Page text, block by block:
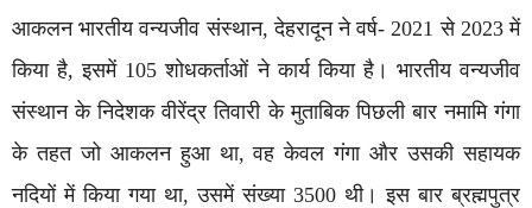
आकलन भारतीय वन्यजीव संस्थान, देहरादून ने वर्ष- 2021 से 2023 में
किया है, इसमें 105 शोधकर्ताओं ने कार्य किया है। भारतीय वन्यजीव
संस्थान के निदेशक वीरेंद्र तिवारी के मुताबिक पिछली बार नमामि गंगा
के तहत जो आकलन हुआ था, वह केवल गंगा और उसकी सहायक
नदियों में किया गया था, उसमें संख्या 3500 थी। इस बार ब्रह्मपुत्र